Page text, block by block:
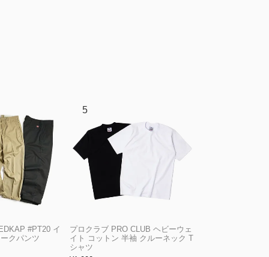
#PT20 イ
クパンツ
プロクラブ PRO CLUB ヘビーウェ
イト コットン 半袖 クルーネック T
シャツ